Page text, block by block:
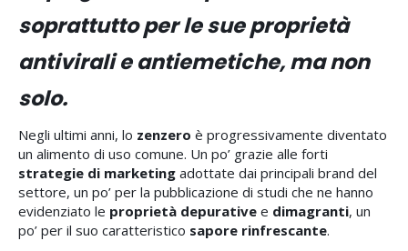
soprattutto per le sue proprietà
antivirali e antiemetiche, ma non
solo.
Negli ultimi anni, lo zenzero è progressivamente diventato
un alimento di uso comune. Un po’ grazie alle forti
strategie di marketing adottate dai principali brand del
settore, un po’ per la pubblicazione di studi che ne hanno
evidenziato le proprietà depurative e dimagranti, un
po’ per il suo caratteristico sapore rinfrescante.